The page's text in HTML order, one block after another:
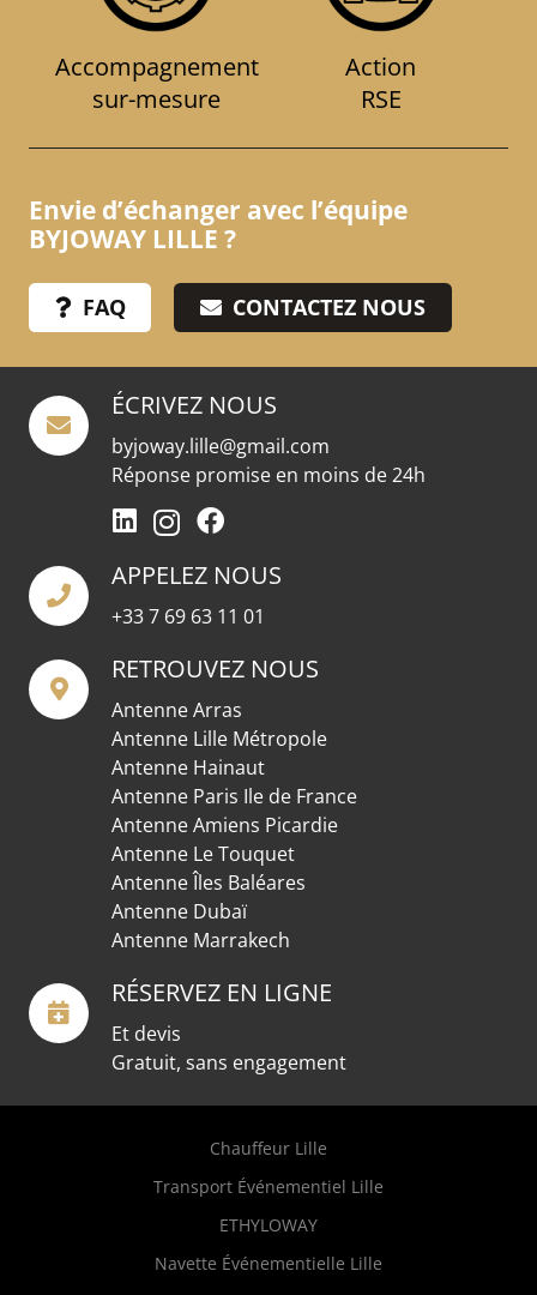
Accompagnement
sur-mesure
Action
RSE
Envie d’échanger avec l’équipe
BYJOWAY LILLE ?
FAQ CONTACTEZ NOUS
ÉCRIVEZ NOUS
byjoway.lille@gmail.com
Réponse promise en moins de 24h
APPELEZ NOUS
+33 7 69 63 11 01
RETROUVEZ NOUS
Antenne Arras
Antenne Lille Métropole
Antenne Hainaut
Antenne Paris Ile de France
Antenne Amiens Picardie
Antenne Le Touquet
Antenne Îles Baléares
Antenne Dubaï
Antenne Marrakech
RÉSERVEZ EN LIGNE
Et devis
Gratuit, sans engagement
Chauffeur Lille
Transport Événementiel Lille
ETHYLOWAY
Navette Événementielle Lille